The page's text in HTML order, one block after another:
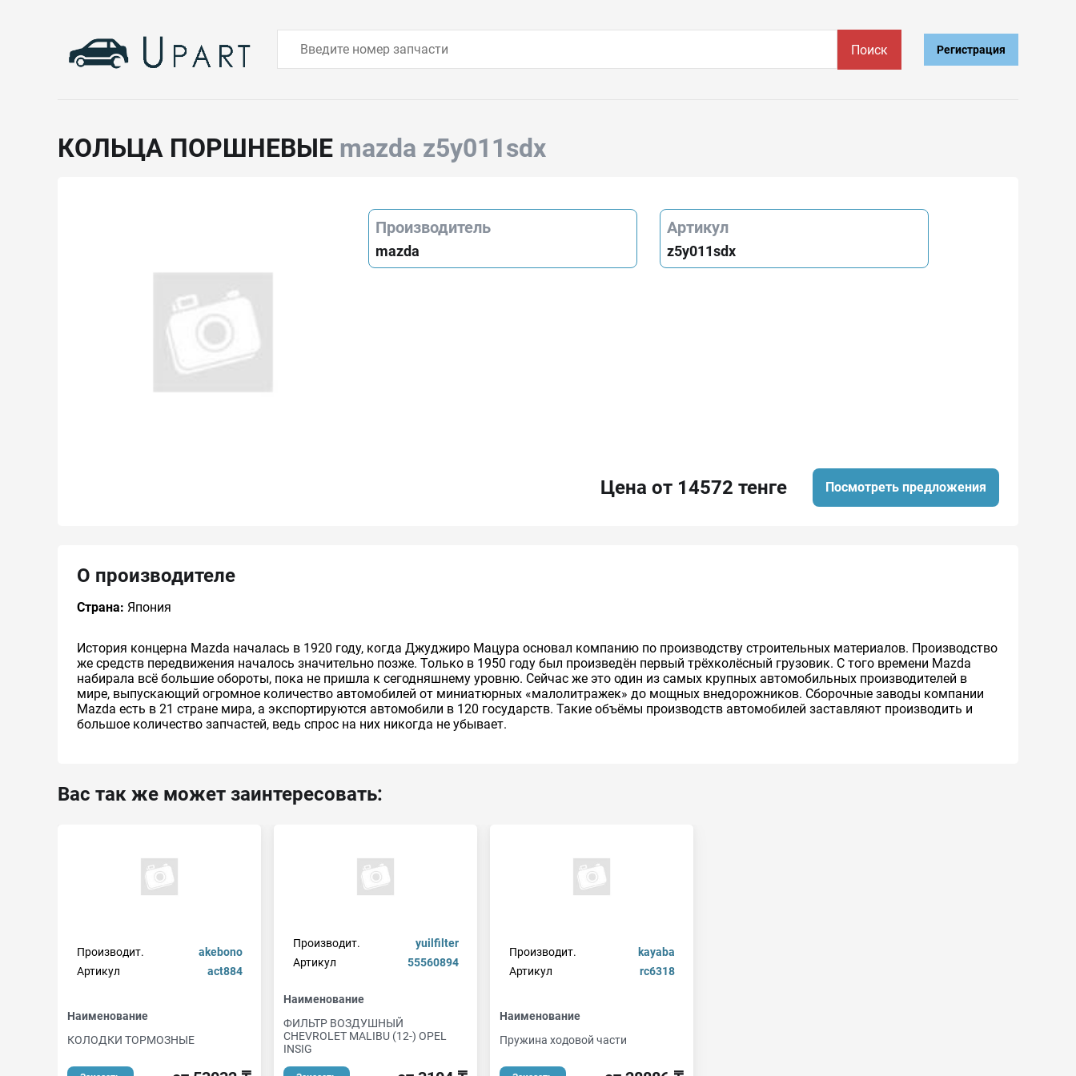
Поиск Регистрация
КОЛЬЦА ПОРШНЕВЫЕ mazda z5y011sdx
Производитель
mazda
Артикул
z5y011sdx
Цена от 14572 тенге Посмотреть предложения
О производителе
Страна: Япония
История концерна Mazda началась в 1920 году, когда Джуджиро Мацура основал компанию по производству строительных материалов. Производство
же средств передвижения началось значительно позже. Только в 1950 году был произведён первый трёхколёсный грузовик. С того времени Mazda
набирала всё большие обороты, пока не пришла к сегодняшнему уровню. Сейчас же это один из самых крупных автомобильных производителей в
мире, выпускающий огромное количество автомобилей от миниатюрных «малолитражек» до мощных внедорожников. Сборочные заводы компании
Mazda есть в 21 стране мира, а экспортируются автомобили в 120 государств. Такие объёмы производств автомобилей заставляют производить и
большое количество запчастей, ведь спрос на них никогда не убывает.
Вас так же может заинтересовать:
Производит.
akebono
Артикул
act884
Наименование
КОЛОДКИ ТОРМОЗНЫЕ
Производит.
yuilfilter
Артикул
55560894
Наименование
ФИЛЬТР ВОЗДУШНЫЙ
CHEVROLET MALIBU (12-) OPEL
INSIG
Производит.
kayaba
Артикул
rc6318
Наименование
Пружина ходовой части